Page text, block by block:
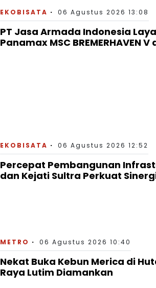
EKOBISATA 06 Agustus 2026 13:08
PT Jasa Armada Indonesia
Panamax MSC BREMERHAVEN
EKOBISATA 06 Agustus 2026 12:52
Percepat Pembangunan
dan Kejati Sultra Perkuat
METRO 06 Agustus 2026 10:40
Nekat Buka Kebun Merica di
Raya Lutim Diamankan